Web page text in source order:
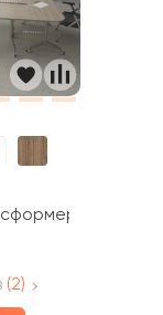
/ Metal System
BEND
(2)